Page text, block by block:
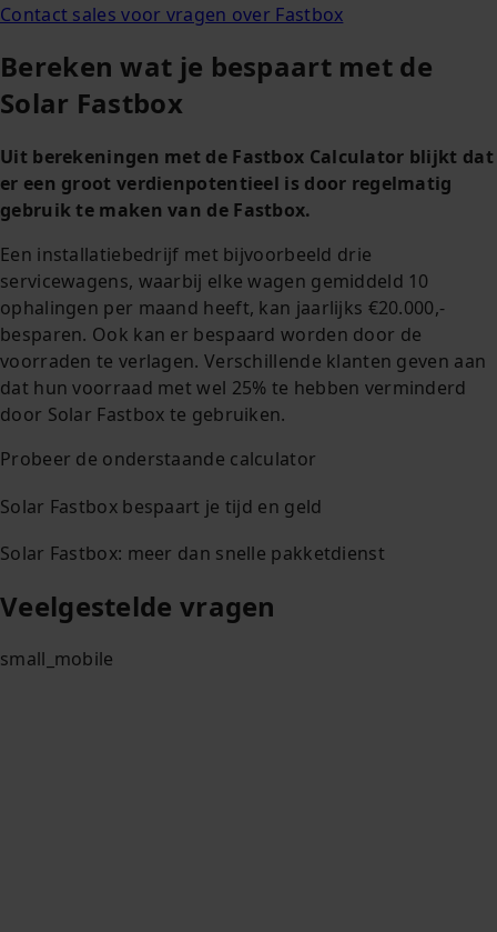
Contact sales voor vragen over Fastbox
Bereken wat je bespaart met de
Solar Fastbox
Uit berekeningen met de Fastbox Calculator blijkt dat
er een groot verdienpotentieel is door regelmatig
gebruik te maken van de Fastbox.
Een installatiebedrijf met bijvoorbeeld drie
servicewagens, waarbij elke wagen gemiddeld 10
ophalingen per maand heeft, kan jaarlijks €20.000,-
besparen. Ook kan er bespaard worden door de
voorraden te verlagen. Verschillende klanten geven aan
dat hun voorraad met wel 25% te hebben verminderd
door Solar Fastbox te gebruiken.
Probeer de onderstaande calculator
Solar Fastbox bespaart je tijd en geld
Solar Fastbox: meer dan snelle pakketdienst
Veelgestelde vragen